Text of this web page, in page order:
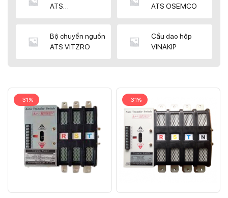
ATS
ATS OSEMCO
Bộ chuyển nguồn
ATS VITZRO
Cầu dao hộp
VINAKIP
-31% -31%